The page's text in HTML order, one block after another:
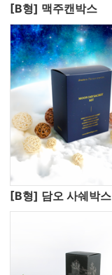
[B형] 맥주캔박스
[B형] 담오 사쉐박스